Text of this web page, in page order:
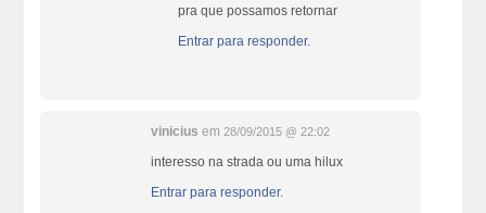
pra que possamos retornar
Entrar para responder.
vinicius em 28/09/2015 @ 22:02
interesso na strada ou uma hilux
Entrar para responder.